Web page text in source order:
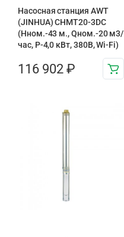
Насосная станция AWT
(JINHUA) CHMT20-3DC
(Нном.-43 м., Qном.-20 м3/
час, Р-4,0 кВт, 380В, Wi-Fi)
116 902 ₽